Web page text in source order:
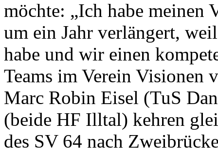
möchte: „Ich habe
um ein Jahr verlängert,
habe und wir einen
Teams im Verein
Marc Robin Eisel (TuS
(beide HF Illtal) kehren
des SV 64 nach